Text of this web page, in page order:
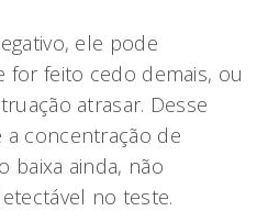
ele pode
for feito cedo demais, ou
atrasar. Desse
concentração de
baixa ainda, não
no teste.